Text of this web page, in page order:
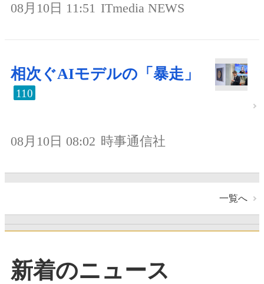
08月10日 11:51 ITmedia NEWS
相次ぐAIモデルの「暴走」
110
08月10日 08:02 時事通信社
一覧へ
新着のニュース